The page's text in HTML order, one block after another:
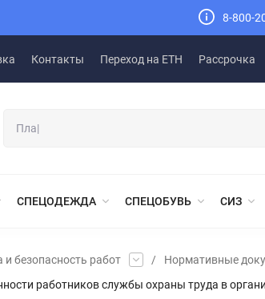
8-800-
Контакты Переход на ЕТН Рассрочка
СПЕЦОДЕЖДА СПЕЦОБУВЬ СИЗ
и безопасность работ /
Нормативные
работников службы охраны труда в